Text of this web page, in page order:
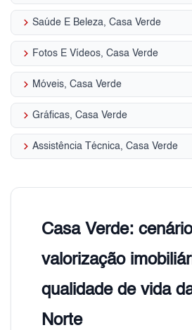
keyboard_arrow_right Saúde E Beleza, Casa Verde
keyboard_arrow_right Fotos E Vídeos, Casa Verde
keyboard_arrow_right Móveis, Casa Verde
keyboard_arrow_right Gráficas, Casa Verde
keyboard_arrow_right Assistência Técnica, Casa Verde
Casa Verde:
valorização
qualidade de vida
Norte